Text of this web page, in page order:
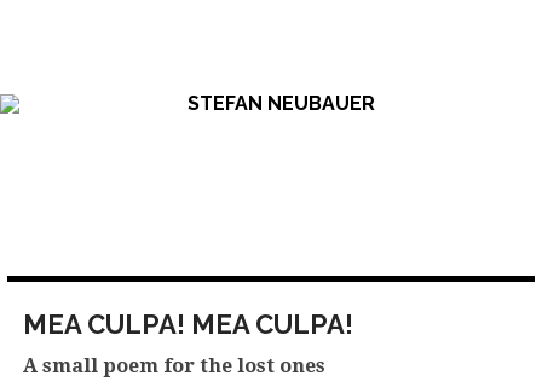
MEA CULPA! MEA CULPA!
A small poem for the lost ones